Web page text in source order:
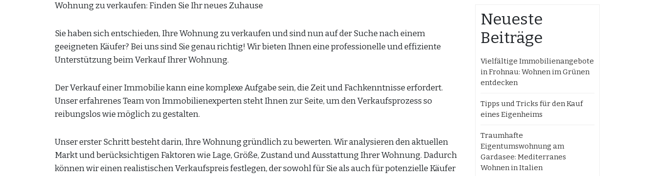
Wohnung zu verkaufen: Finden Sie Ihr neues Zuhause
Sie haben sich entschieden, Ihre Wohnung zu verkaufen und sind nun auf der Suche nach einem
geeigneten Käufer? Bei uns sind Sie genau richtig! Wir bieten Ihnen eine professionelle und effiziente
Unterstützung beim Verkauf Ihrer Wohnung.
Der Verkauf einer Immobilie kann eine komplexe Aufgabe sein, die Zeit und Fachkenntnisse erfordert.
Unser erfahrenes Team von Immobilienexperten steht Ihnen zur Seite, um den Verkaufsprozess so
reibungslos wie möglich zu gestalten.
Unser erster Schritt besteht darin, Ihre Wohnung gründlich zu bewerten. Wir analysieren den aktuellen
Markt und berücksichtigen Faktoren wie Lage, Größe, Zustand und Ausstattung Ihrer Wohnung. Dadurch
können wir einen realistischen Verkaufspreis festlegen, der sowohl für Sie als auch für potenzielle Käufer
Neueste
Beiträge
Vielfältige Immobilienangebote
in Frohnau: Wohnen im Grünen
entdecken
Tipps und Tricks für den Kauf
eines Eigenheims
Traumhafte
Eigentumswohnung am
Gardasee: Mediterranes
Wohnen in Italien